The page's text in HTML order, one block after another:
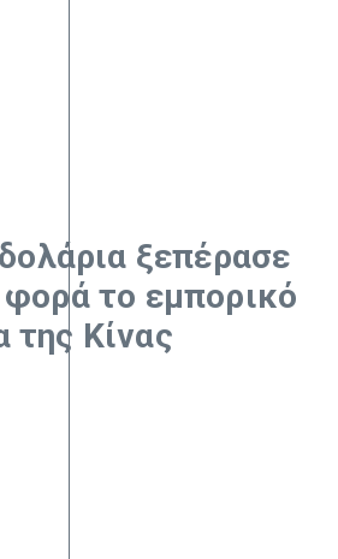
ξεπέρασε
το εμπορικό
της Κίνας